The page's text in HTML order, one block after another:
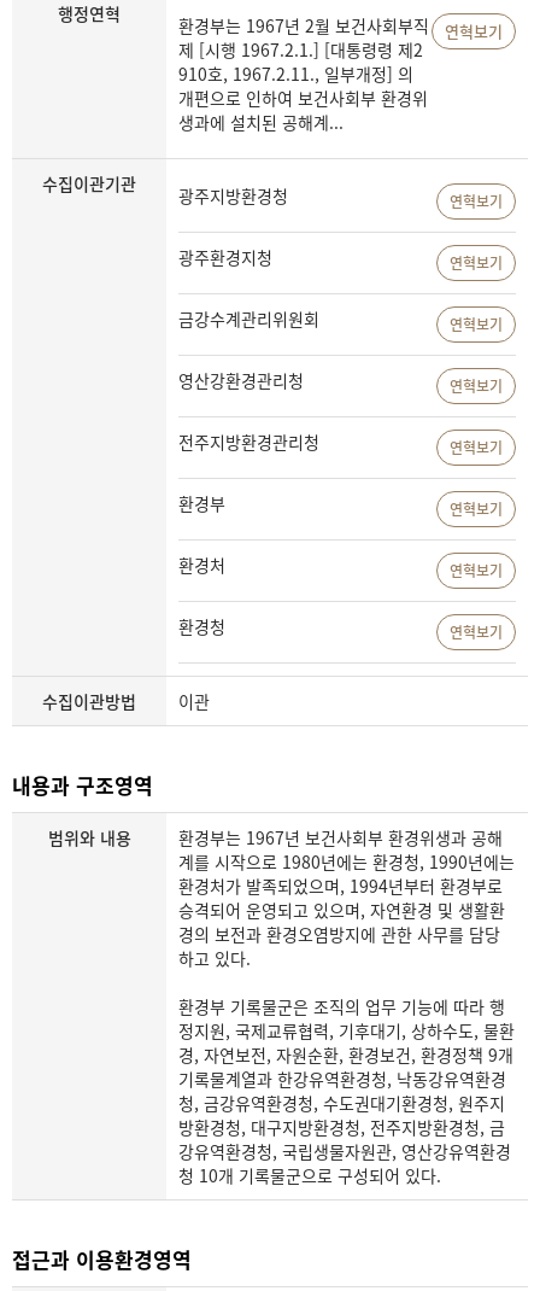
행정연혁
환경부는 1967년 2월 보건사회부직
제 [시행 1967.2.1.] [대통령령 제2
910호, 1967.2.11., 일부개정] 의
개편으로 인하여 보건사회부 환경위
생과에 설치된 공해계...
연혁보기
수집이관기관 광주지방환경청 연혁보기
광주환경지청 연혁보기
금강수계관리위원회 연혁보기
영산강환경관리청 연혁보기
전주지방환경관리청 연혁보기
환경부 연혁보기
환경처 연혁보기
환경청 연혁보기
수집이관방법 이관
내용과 구조영역
범위와 내용
환경부는 1967년 보건사회부 환경위생과 공해
계를 시작으로 1980년에는 환경청, 1990년에는
환경처가 발족되었으며, 1994년부터 환경부로
승격되어 운영되고 있으며, 자연환경 및 생활환
경의 보전과 환경오염방지에 관한 사무를 담당
하고 있다.
환경부 기록물군은 조직의 업무 기능에 따라 행
정지원, 국제교류협력, 기후대기, 상하수도, 물환
경, 자연보전, 자원순환, 환경보건, 환경정책 9개
기록물계열과 한강유역환경청, 낙동강유역환경
청, 금강유역환경청, 수도권대기환경청, 원주지
방환경청, 대구지방환경청, 전주지방환경청, 금
강유역환경청, 국립생물자원관, 영산강유역환경
청 10개 기록물군으로 구성되어 있다.
접근과 이용환경영역